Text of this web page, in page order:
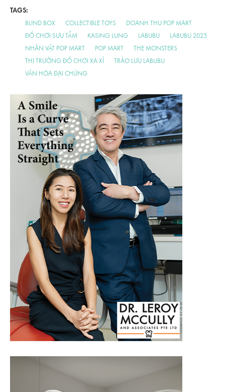
TAGS:
BLIND BOX COLLECTIBLE TOYS
DOANH THU POP MART
ĐỒ CHƠI SƯU TẦM
KASING LUNG LABUBU
LABUBU 2025
NHÂN VẬT POP MART
POP MART
THE MONSTERS
THỊ TRƯỜNG ĐỒ CHƠI XA XỈ
TRÀO LƯU LABUBU
VĂN HÓA ĐẠI CHÚNG